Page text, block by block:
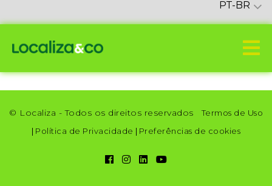
PT-BR
© Localiza - Todos os direitos reservados
Termos de Uso
| Política de Privacidade | Preferências de cookies